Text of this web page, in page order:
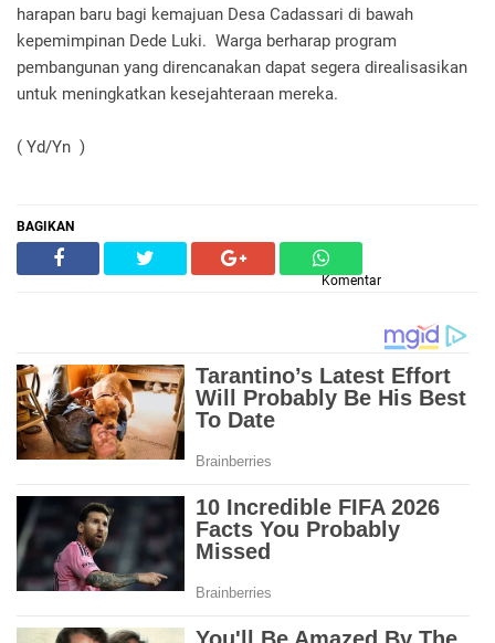
harapan baru bagi kemajuan Desa Cadassari di bawah
kepemimpinan Dede Luki. Warga berharap program
pembangunan yang direncanakan dapat segera direalisasikan
untuk meningkatkan kesejahteraan mereka.
( Yd/Yn )
BAGIKAN
Komentar